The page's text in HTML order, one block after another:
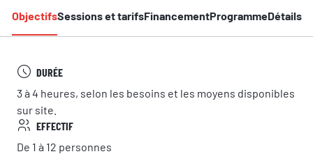
ObjectifsSessions et tarifsFinancementProgrammeDétails
DURÉE
3 à 4 heures, selon les besoins et les moyens disponibles
sur site.
EFFECTIF
De 1 à 12 personnes